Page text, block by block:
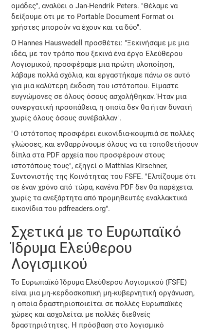
ομάδες", αναλύει ο Jan-Hendrik Peters. "Θέλαμε να
δείξουμε ότι με το Portable Document Format οι
χρήστες μπορούν να έχουν και τα δύο".
Ο Hannes Hauswedell προσθέτει: "Ξεκινήσαμε με μια
ιδέα, με τον τρόπο που ξεκινά ένα έργο Ελεύθερου
Λογισμικού, προσφέραμε μια πρώτη υλοποίηση,
λάβαμε πολλά σχόλια, και εργαστήκαμε πάνω σε αυτό
για μια καλύτερη έκδοση του ιστότοπου. Είμαστε
ευγνώμονες σε όλους όσους ασχολήθηκαν. Ήταν μια
συνεργατική προσπάθεια, η οποία δεν θα ήταν δυνατή
χωρίς όλους όσους συνέβαλλαν".
"Ο ιστότοπος προσφέρει εικονίδια-κουμπιά σε πολλές
γλώσσες, και ενθαρρύνουμε όλους να τα τοποθετήσουν
δίπλα στα PDF αρχεία που προσφέρουν στους
ιστοτόπους τους", εξηγεί ο Matthias Kirschner,
Συντονιστής της Κοινότητας του FSFE. "Ελπίζουμε ότι
σε έναν χρόνο από τώρα, κανένα PDF δεν θα παρέχεται
χωρίς τα ανεξάρτητα από προμηθευτές εναλλακτικά
εικονίδια του pdfreaders.org".
Σχετικά με το Ευρωπαϊκό
Ίδρυμα Ελεύθερου
Λογισμικού
Το Ευρωπαϊκό Ίδρυμα Ελεύθερου Λογισμικού (FSFE)
είναι μια μη-κερδοσκοπική μη-κυβερνητική οργάνωση,
η οποία δραστηριοποιείται σε πολλές Ευρωπαϊκές
χώρες και ασχολείται με πολλές διεθνείς
δραστηριότητες. Η πρόσβαση στο λογισμικό